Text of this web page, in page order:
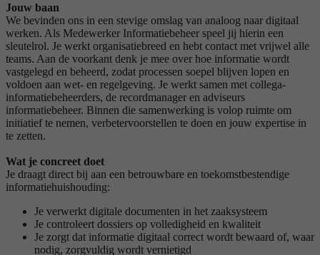
Jouw baan
We bevinden ons in een stevige omslag van analoog naar digitaal
werken. Als Medewerker Informatiebeheer speel jij hierin een
sleutelrol. Je werkt organisatiebreed en hebt contact met vrijwel alle
teams. Aan de voorkant denk je mee over hoe informatie wordt
vastgelegd en beheerd, zodat processen soepel blijven lopen en
voldoen aan wet- en regelgeving. Je werkt samen met collega-
informatiebeheerders, de recordmanager en adviseurs
informatiebeheer. Binnen die samenwerking is volop ruimte om
initiatief te nemen, verbetervoorstellen te doen en jouw expertise in
te zetten.
Wat je concreet doet
Je draagt direct bij aan een betrouwbare en toekomstbestendige
informatiehuishouding:
Je verwerkt digitale documenten in het zaaksysteem
Je controleert dossiers op volledigheid en kwaliteit
Je zorgt dat informatie digitaal correct wordt bewaard of, waar
nodig, zorgvuldig wordt vernietigd